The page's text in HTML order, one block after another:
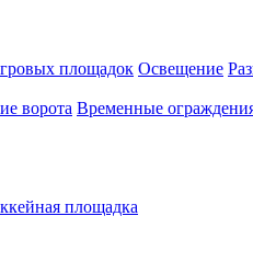
площадок Освещение
ворота Временные
площадка